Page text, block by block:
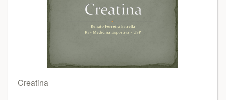
Creatina